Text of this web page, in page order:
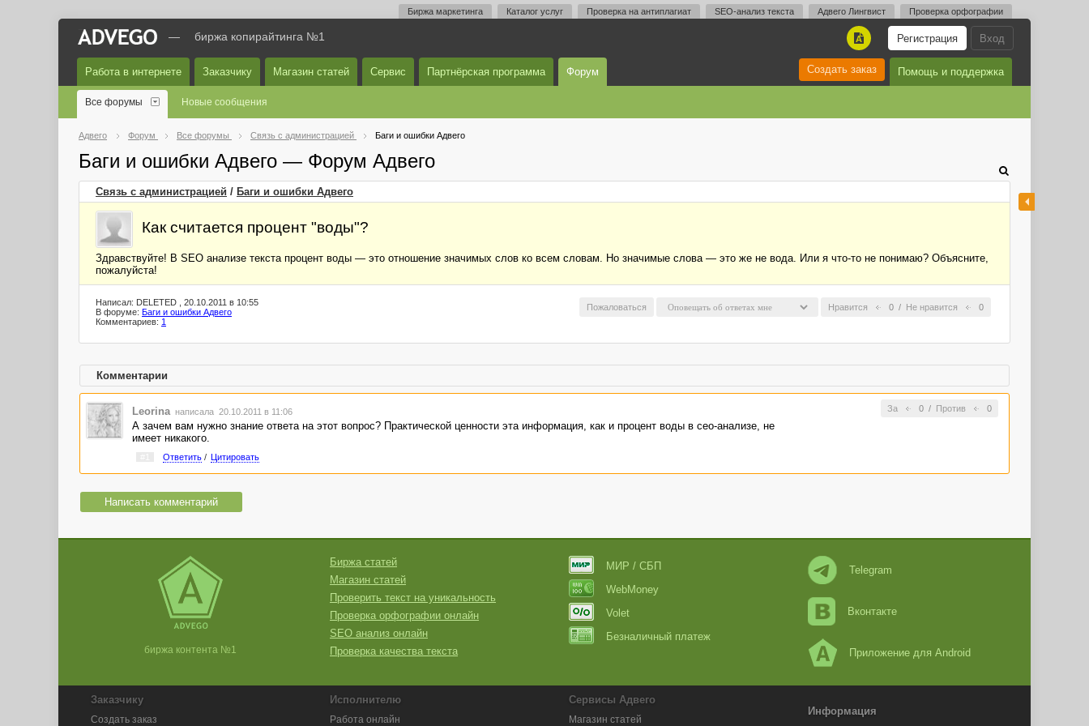
Биржа маркетинга Каталог услуг Проверка на антиплагиат SEO-анализ текста Адвего Лингвист Проверка орфографии
Вход
Регистрация
A
— биржа копирайтинга №1
Работа в интернете Заказчику Магазин статей Сервис Партнёрская программа Форум Помощь и поддержка
Создать заказ
Все форумы Новые сообщения
Адвего Форум Все форумы Связь с администрацией Баги и ошибки Адвего
Баги и ошибки Адвего — Форум Адвего
Связь с администрацией / Баги и ошибки Адвего
Как считается процент "воды"?
Здравствуйте! В SEO анализе текста процент воды — это отношение значимых слов ко всем словам. Но значимые слова — это же не вода. Или я что-то не понимаю? Объясните,
пожалуйста!
Нравится 0 / Не нравится 0
Пожаловаться
Написал: DELETED , 20.10.2011 в 10:55
В форуме: Баги и ошибки Адвего
Комментариев: 1
Комментарии
За 0/ Против 0
Leorina написала 20.10.2011 в 11:06
А зачем вам нужно знание ответа на этот вопрос? Практической ценности эта информация, как и процент воды в сео-анализе, не
имеет никакого.
Ответить/ Цитировать
Написать комментарий
биржа контента №1
Биржа статей
Магазин статей
Проверить текст на уникальность
Проверка орфографии онлайн
SEO анализ онлайн
Проверка качества текста
МИР / СБП
WebMoney
Volet
Безналичный платеж
Telegram
Вконтакте
Приложение для Android
Заказчику
Создать заказ
Исполнителю
Работа онлайн
Сервисы Адвего
Магазин статей
Информация